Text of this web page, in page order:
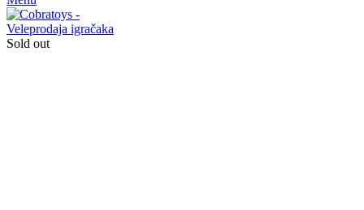
Sold out